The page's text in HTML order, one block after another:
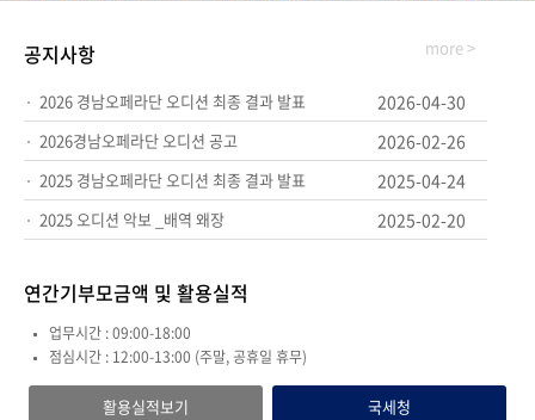
공지사항 more >
2026 경남오페라단 오디션 최종 결과 발표 2026-04-30
2026경남오페라단 오디션 공고 2026-02-26
2025 경남오페라단 오디션 최종 결과 발표 2025-04-24
2025 오디션 악보 _배역 왜장 2025-02-20
연간기부모금액 및 활용실적
업무시간 : 09:00-18:00
점심시간 : 12:00-13:00 (주말, 공휴일 휴무)
활용실적보기 국세청